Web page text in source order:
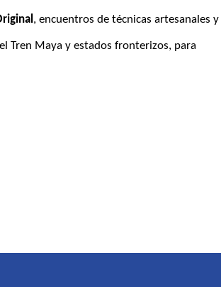
, encuentros de técnicas artesanales y
Tren Maya y estados fronterizos, para